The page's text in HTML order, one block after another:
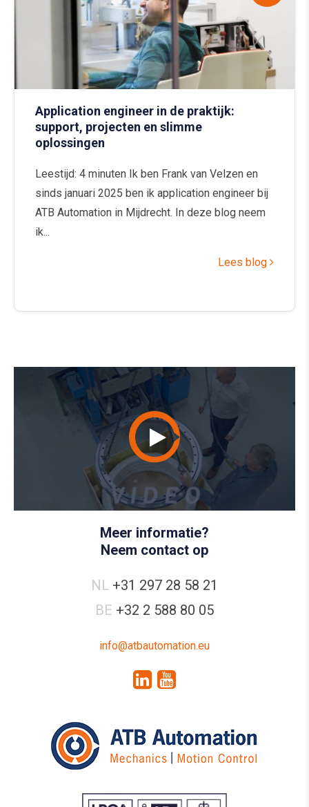
Application engineer in de praktijk:
support, projecten en slimme
oplossingen
Leestijd: 4 minuten Ik ben Frank van Velzen en
sinds januari 2025 ben ik application engineer bij
ATB Automation in Mijdrecht. In deze blog neem
ik...
Lees blog
Meer informatie?
Neem contact op
NL +31 297 28 58 21
BE +32 2 588 80 05
info@atbautomation.eu